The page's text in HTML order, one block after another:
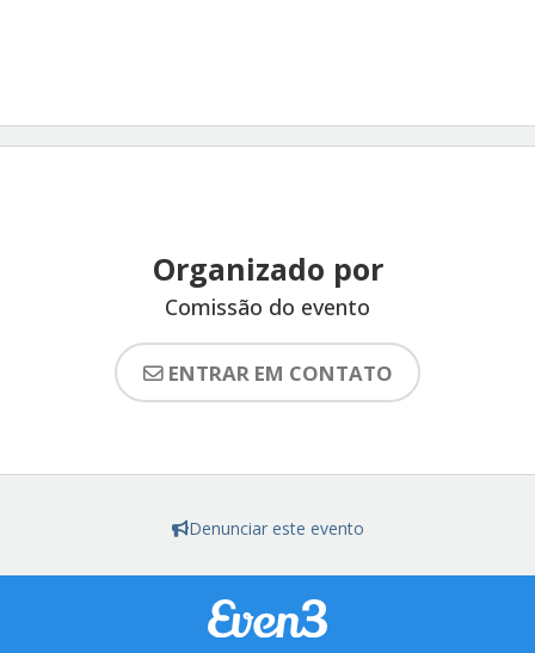
Organizado por
Comissão do evento
ENTRAR EM CONTATO
Denunciar este evento